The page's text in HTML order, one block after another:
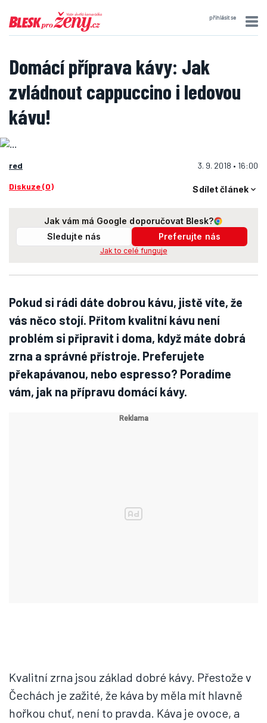
přihlásit se
Domácí příprava kávy: Jak
zvládnout cappuccino i ledovou
kávu!
red 3. 9. 2018 • 16:00
Diskuze (0) Sdílet článek
Jak vám má Google doporučovat Blesk?
Sledujte nás
Preferujte nás
Jak to celé funguje
Pokud si rádi dáte dobrou kávu, jistě víte, že
vás něco stojí. Přitom kvalitní kávu není
problém si připravit i doma, když máte dobrá
zrna a správné přístroje. Preferujete
překapávanou, nebo espresso? Poradíme
vám, jak na přípravu domácí kávy.
Kvalitní zrna jsou základ dobré kávy. Přestože v
Čechách je zažité, že káva by měla mít hlavně
hořkou chuť, není to pravda. Káva je ovoce, a